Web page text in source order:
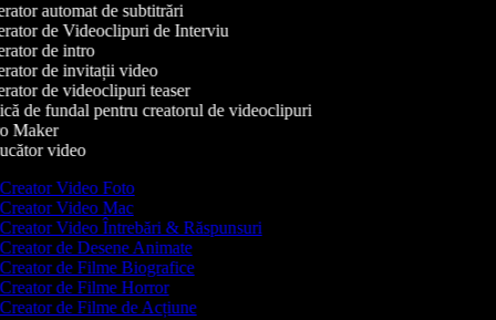
automat de subtitrări
de Videoclipuri de Interviu
de intro
de invitații video
de videoclipuri teaser
de fundal pentru creatorul de videoclipuri
Maker
video
Video Foto
Video Mac
Video Întrebări & Răspunsuri
de Desene Animate
de Filme Biografice
de Filme Horror
de Filme de Acțiune